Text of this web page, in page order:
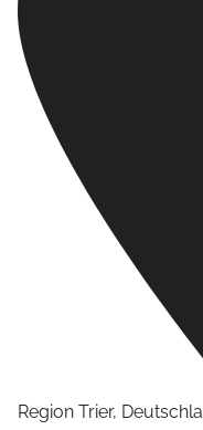
Region Trier,